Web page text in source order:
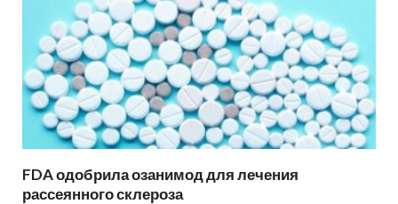
FDA одобрила озанимод для лечения
рассеянного склероза